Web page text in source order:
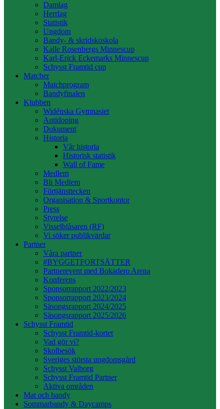
Damlag
Herrlag
Statistik
Ungdom
Bandy- & skridskoskola
Kalle Rosenbergs Minnescup
Karl-Erick Eckemarks Minnescup
Schysst Framtid cup
Matcher
Matchprogram
Bandyfinalen
Klubben
Widénska Gymnasiet
Antidoping
Dokument
Historia
Vår historia
Historisk statistik
Wall of Fame
Medlem
Bli Medlem
Förtjänsttecken
Organisation & Sportkontor
Press
Styrelse
Visselblåsaren (RF)
Vi söker publikvärdar
Partner
Våra partner
#BYGGETFORTSÄTTER
Partnerevent med Bokadero Arena
Konferens
Sponsorrapport 2022/2023
Sponsorrapport 2023/2024
Säsongsrapport 2024/2025
Säsongsrapport 2025/2026
Schysst Framtid
Schysst Framtid-kortet
Vad gör vi?
Skolbesök
Sveriges största ungdomsgård
Schysst Valborg
Schysst Framtid Partner
Aktiva områden
Mat och bandy
Sommarbandy & Daycamps